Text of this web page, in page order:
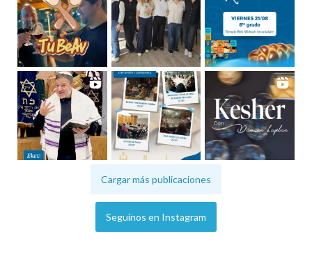
Cargar más publicaciones
Seguinos en Instagram